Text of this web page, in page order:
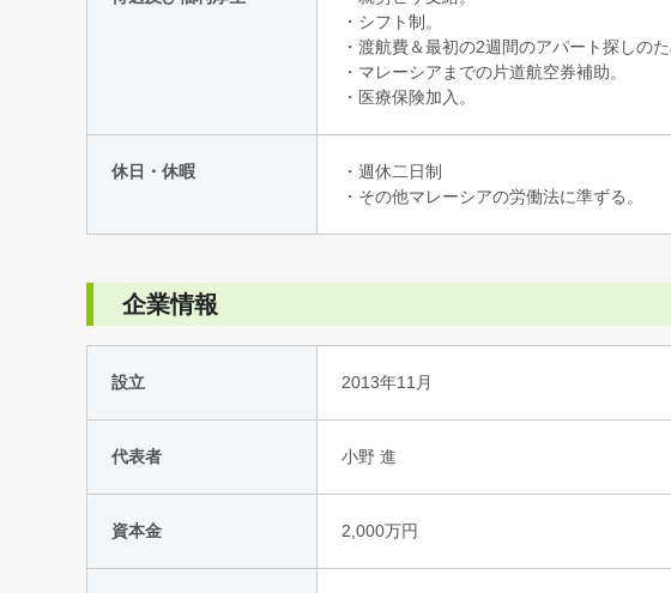
・シフト制。
・渡航費＆最初の2週間のアパート探しの
・マレーシアまでの片道航空券補助。
・医療保険加入。
休日・休暇
・週休二日制
・その他マレーシアの労働法に準ずる。
企業情報
設立 2013年11月
代表者 小野 進
資本金 2,000万円